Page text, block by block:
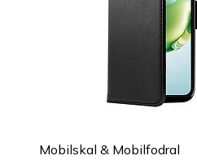
Mobilskal & Mobilfodral